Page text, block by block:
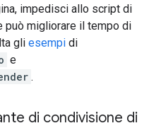
impedisci allo script di
può migliorare il tempo di
gli esempi di
e
.
di condivisione di